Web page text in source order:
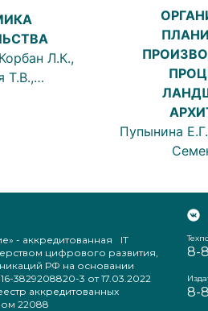
Л.К.,
Т.В.,…
Пупынина
- аккредитованная IT
цифрового развития,
РФ на основании
3 от 17.03.2022
аккредитованных
22088
8-
8-